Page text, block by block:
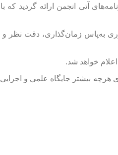
آتی انجمن ارائه گردید که
به‌پاس زمان‌گذاری، دقت نظر و
خواهد شد.
هرچه بیشتر جایگاه علمی و